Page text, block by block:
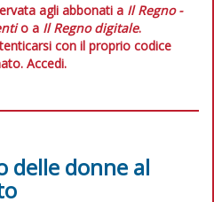
agli abbonati a Il Regno -
o a Il Regno digitale.
con il proprio codice
Accedi.
delle donne al